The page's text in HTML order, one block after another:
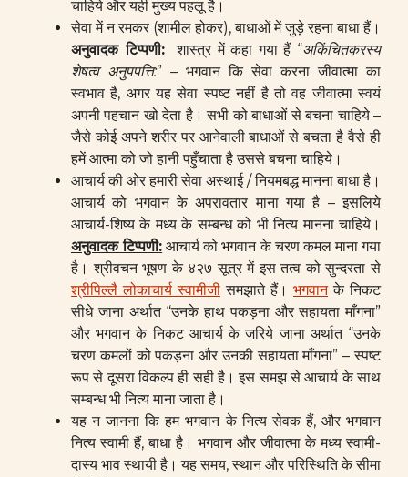
चाहिये और यही मुख्य पहलू है।
सेवा में न रमकर (शामील होकर), बाधाओं में जुड़े रहना बाधा हैं।
अनुवादक टिप्पणी:शास्त्र में कहा गया हैं “अकिंचितकरस्य
शेषत्व अनुपपत्ति:” – भगवान कि सेवा करना जीवात्मा का
स्वभाव है, अगर यह सेवा स्पष्ट नहीं है तो वह जीवात्मा स्वयं
अपनी पहचान खो देता है। सभी को बाधाओं से बचना चाहिये –
जैसे कोई अपने शरीर पर आनेवाली बाधाओं से बचता है वैसे ही
हमें आत्मा को जो हानी पहुँचाता है उससे बचना चाहिये।
आचार्य की ओर हमारी सेवा अस्थाई / नियमबद्ध मानना बाधा है।
आचार्य को भगवान के अपरावतार माना गया है – इसलिये
आचार्य-शिष्य के मध्य के सम्बन्ध को भी नित्य मानना चाहिये।
अनुवादक टिप्पणी: आचार्य को भगवान के चरण कमल माना गया
है। श्रीवचन भूषण के ४२७ सूत्र में इस तत्व को सुन्दरता से
श्रीपिल्लै लोकाचार्य स्वामीजी समझाते हैं। भगवानके निकट
सीधे जाना अर्थात “उनके हाथ पकड़ना और सहायता माँगना”
और भगवान के निकट आचार्य के जरिये जाना अर्थात “उनके
चरण कमलों को पकड़ना और उनकी सहायता माँगना” – स्पष्ट
रूप से दूसरा विकल्प ही सही है। इस समझ से आचार्य के साथ
सम्बन्ध भी नित्य माना जाता है।
यह न जानना कि हम भगवान के नित्य सेवक हैं, और भगवान
नित्य स्वामी हैं, बाधा है। भगवान और जीवात्मा के मध्य स्वामी-
दास्य भाव स्थायी है। यह समय, स्थान और परिस्थिति के सीमा